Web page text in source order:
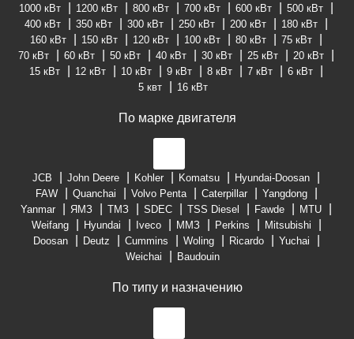
1000 кВт
1200 кВт 800 кВт 700 кВт 600 кВт
500 кВт
400 кВт
350 кВт 300 кВт 250 кВт 200 кВт
180 кВт
160 кВт
150 кВт 120 кВт 100 кВт 80 кВт
75 кВт
70 кВт
60 кВт 50 кВт 40 кВт 30 кВт 25 кВт
20 кВт
15 кВт
12 кВт 10 кВт 9 кВт 8 кВт 7 кВт
6 кВт
5 квт
16 кВт
По марке двигателя
JCB John Deere Kohler Komatsu
Hyundai-Doosan
FAW
Quanchai Volvo Penta Caterpillar
Yangdong
Yanmar
ЯМЗ ТМЗ SDEC TSS Diesel Fawde
MTU
Weifang
Hyundai Iveco ММЗ Perkins
Mitsubishi
Doosan
Deutz Cummins Woling Ricardo
Yuchai
Weichai
Baudouin
По типу и назначению